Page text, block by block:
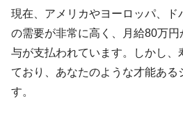
現在、アメリカやヨーロッパ、ド
の需要が非常に高く、月給80万
与が支払われています。しかし、
ており、あなたのような才能ある
す。